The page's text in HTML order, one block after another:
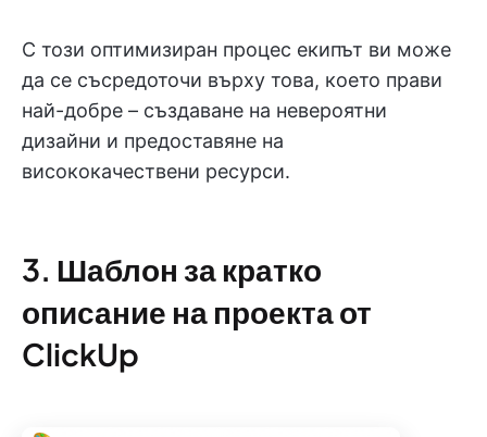
С този оптимизиран процес екипът ви може
да се съсредоточи върху това, което прави
най-добре – създаване на невероятни
дизайни и предоставяне на
висококачествени ресурси.
3. Шаблон за кратко
описание на проекта от
ClickUp